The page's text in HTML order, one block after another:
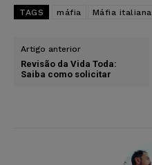
TAGS máfia Máfia italiana
Artigo anterior
Revisão da Vida Toda:
Saiba como solicitar